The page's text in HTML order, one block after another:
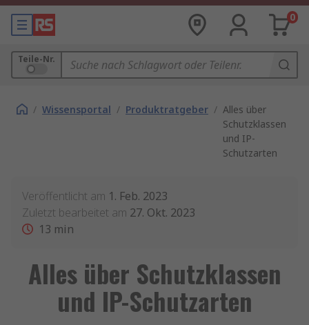
0
Teile-Nr.
/ Wissensportal / Produktratgeber / Alles über
Schutzklassen
und IP-
Schutzarten
Veröffentlicht am 1. Feb. 2023
Zuletzt bearbeitet am 27. Okt. 2023
13 min
Alles über Schutzklassen
und IP-Schutzarten